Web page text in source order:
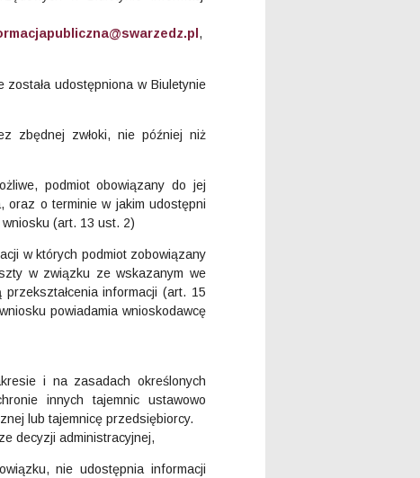
,
udostępniona w Biuletynie
zbędnej zwłoki, nie później niż
podmiot obowiązany do jej
oraz o terminie w jakim udostępni
wniosku (art. 13 ust. 2)
w których podmiot zobowiązany
w związku ze wskazanym we
informacji (art. 15
powiadamia wnioskodawcę
i na zasadach określonych
innych tajemnic ustawowo
lub tajemnicę przedsiębiorcy.
decyzji administracyjnej,
nie udostępnia informacji